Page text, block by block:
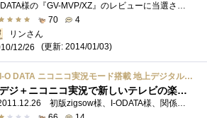
I-ODATA様の『GV-MVP/XZ』のレビューに当選させて頂きました。 I-ODATAハードウェアトランスコード搭載地上・BS・110度CSデジタル対応TVキャプチャBOXUSBG...
70
4
リンさん
12/26
(更新: 2014/01/03)
I-O DATA ニコニコ実況モード搭載 地上デジタル放送対応TVキャプチャー GV-TV100
地デジ＋ニコニコ実況で新しいテレビの楽しみ方、ただし高性能パソコンに限ります
・2011.12.26 初版zigsow様、I-ODATA様、関係者の皆様、zigsowでいつもココロ熱くなるフォローしてくれるおものだちのみなさま、コメント投稿してくだ...